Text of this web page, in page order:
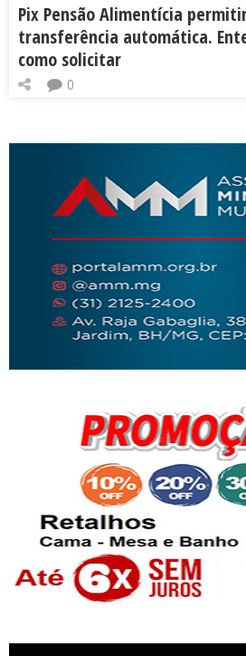
Pix Pensão Alimentícia
transferência automática.
como solicitar
0